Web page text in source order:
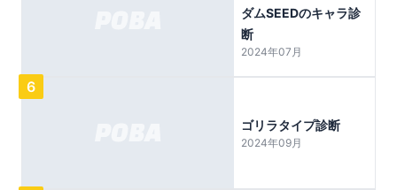
ダムSEEDのキャラ診
断
2024年07月
6
ゴリラタイプ診断
2024年09月